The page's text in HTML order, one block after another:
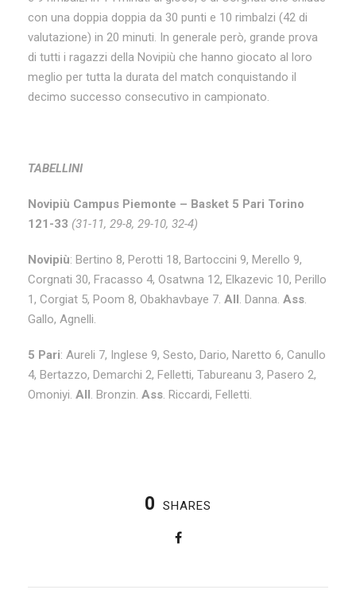
con una doppia doppia da 30 punti e 10 rimbalzi (42 di
valutazione) in 20 minuti. In generale però, grande prova
di tutti i ragazzi della Novipiù che hanno giocato al loro
meglio per tutta la durata del match conquistando il
decimo successo consecutivo in campionato.
TABELLINI
Novipiù Campus Piemonte – Basket 5 Pari Torino
121-33 (31-11, 29-8, 29-10, 32-4)
Novipiù: Bertino 8, Perotti 18, Bartoccini 9, Merello 9,
Corgnati 30, Fracasso 4, Osatwna 12, Elkazevic 10, Perillo
1, Corgiat 5, Poom 8, Obakhavbaye 7. All. Danna. Ass.
Gallo, Agnelli.
5 Pari: Aureli 7, Inglese 9, Sesto, Dario, Naretto 6, Canullo
4, Bertazzo, Demarchi 2, Felletti, Tabureanu 3, Pasero 2,
Omoniyi. All. Bronzin. Ass. Riccardi, Felletti.
0 SHARES